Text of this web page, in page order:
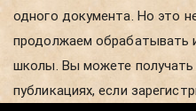
одного документа. Но это
продолжаем обрабатывать
школы. Вы можете
публикациях, если